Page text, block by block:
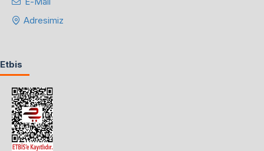
Adresimiz
Etbis